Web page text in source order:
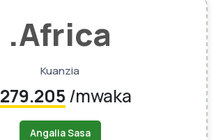
.africa
Kuanzia
279.205/mwaka
Angalia Sasa